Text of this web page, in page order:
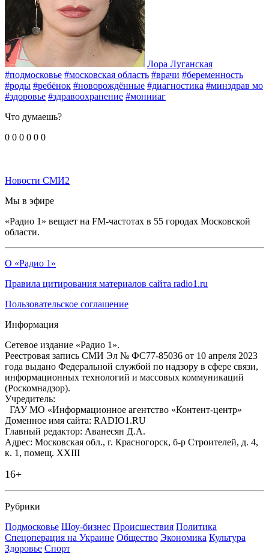
Лора Луганская
#подмосковье #московская область #врачи #беременность
#роды #ребёнок #новорождённые #диагностика #минздрав мо
#здоровье #здравоохранение #монииаг
Что думаешь?
0 0 0 0 0 0
Новости СМИ2
Мы в эфире
«Радио 1» вещает на FM-частотах в 55 городах Московской
области.
О «Радио 1»
Правила цитирования материалов сайта radio1.ru
Пользовательское соглашение
Информация
Сетевое издание «Радио 1».
Реестровая запись СМИ Эл № ФС77-85036 от 10 апреля 2023
года выдано Федеральной службой по надзору в сфере связи,
информационных технологий и массовых коммуникаций
(Роскомнадзор).
Учредитель:
ГАУ МО «Информационное агентство «Контент-центр»
Доменное имя сайта: RADIO1.RU
Главный редактор: Аванесян Д.А.
Адрес: Московская обл., г. Красногорск, б-р Строителей, д. 4,
к. 1, помещ. XXIII
16+
Рубрики
Подмосковье Шоу-бизнес Происшествия Политика
Спецоперация на Украине Общество Экономика Культура
Здоровье Спорт